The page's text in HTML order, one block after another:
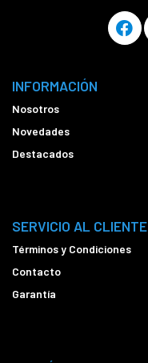
INFORMACIÓN
Nosotros
Novedades
Destacados
SERVICIO AL CLIENTE
Términos y Condiciones
Contacto
Garantía